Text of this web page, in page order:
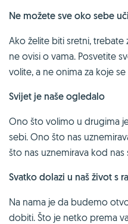
Ne možete sve oko sebe
Ako želite biti sretni,
ne ovisi o vama. Posvetite
volite, a ne onima za koje
Svijet je naše ogledalo
Ono što volimo u drugima
sebi. Ono što nas
što nas uznemirava kod nas
Svatko dolazi u naš život s
Na nama je da budemo
dobiti. Što je netko prema